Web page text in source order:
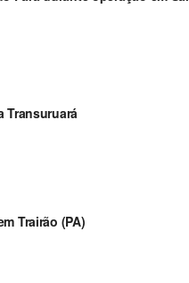
Transuruará
Trairão (PA)